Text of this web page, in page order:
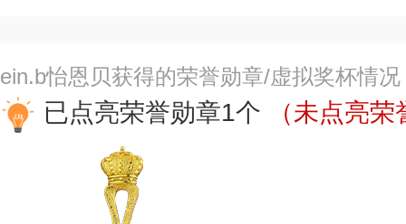
ein.b怡恩贝获得的荣誉勋章/虚拟奖杯情况
已点亮荣誉勋章1个 （未点亮